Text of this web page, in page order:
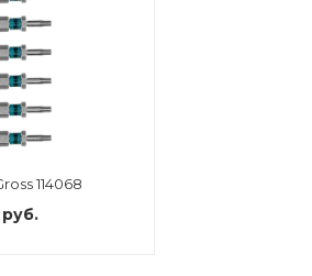
114068
руб.